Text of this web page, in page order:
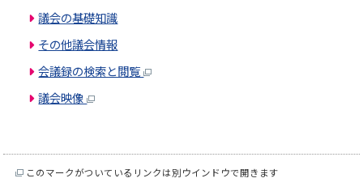
議会の基礎知識
その他議会情報
会議録の検索と閲覧
議会映像
このマークがついているリンクは別ウインドウで開きます